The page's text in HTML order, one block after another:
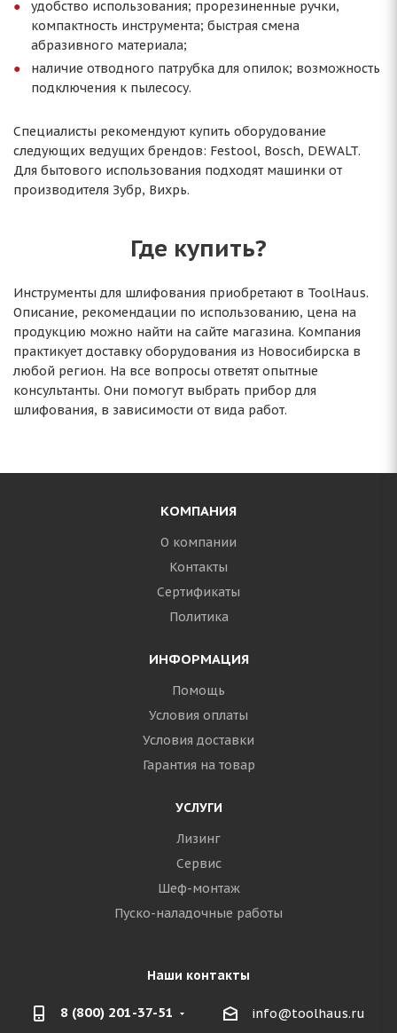
удобство использования; прорезиненные ручки,
компактность инструмента; быстрая смена
абразивного материала;
наличие отводного патрубка для опилок; возможность
подключения к пылесосу.
Специалисты рекомендуют купить оборудование
следующих ведущих брендов: Festool, Bosch, DEWALT.
Для бытового использования подходят машинки от
производителя Зубр, Вихрь.
Где купить?
Инструменты для шлифования приобретают в ToolHaus.
Описание, рекомендации по использованию, цена на
продукцию можно найти на сайте магазина. Компания
практикует доставку оборудования из Новосибирска в
любой регион. На все вопросы ответят опытные
консультанты. Они помогут выбрать прибор для
шлифования, в зависимости от вида работ.
КОМПАНИЯ
О компании
Контакты
Сертификаты
Политика
ИНФОРМАЦИЯ
Помощь
Условия оплаты
Условия доставки
Гарантия на товар
УСЛУГИ
Лизинг
Сервис
Шеф-монтаж
Пуско-наладочные работы
Наши контакты
8 (800) 201-37-51 info@toolhaus.ru